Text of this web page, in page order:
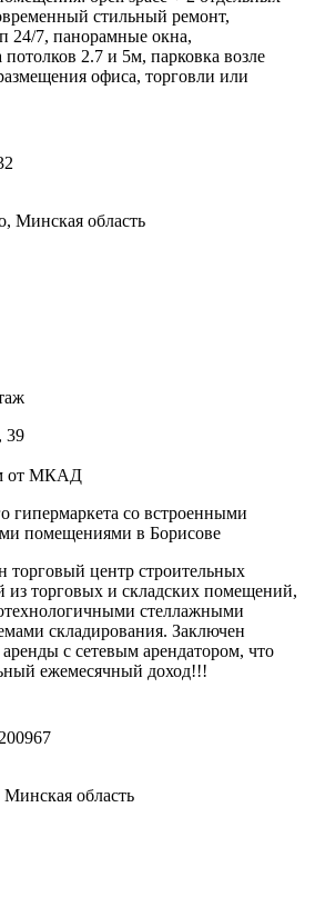
стильный ремонт,
24/7, панорамные окна,
2.7 и 5м, парковка возле
офиса, торговли или
Минская область
39
от МКАД
гипермаркета со встроенными
помещениями в Борисове
торговый центр строительных
из торговых и складских помещений,
стеллажными
складирования. Заключен
с сетевым арендатором, что
ежемесячный доход!!!
область